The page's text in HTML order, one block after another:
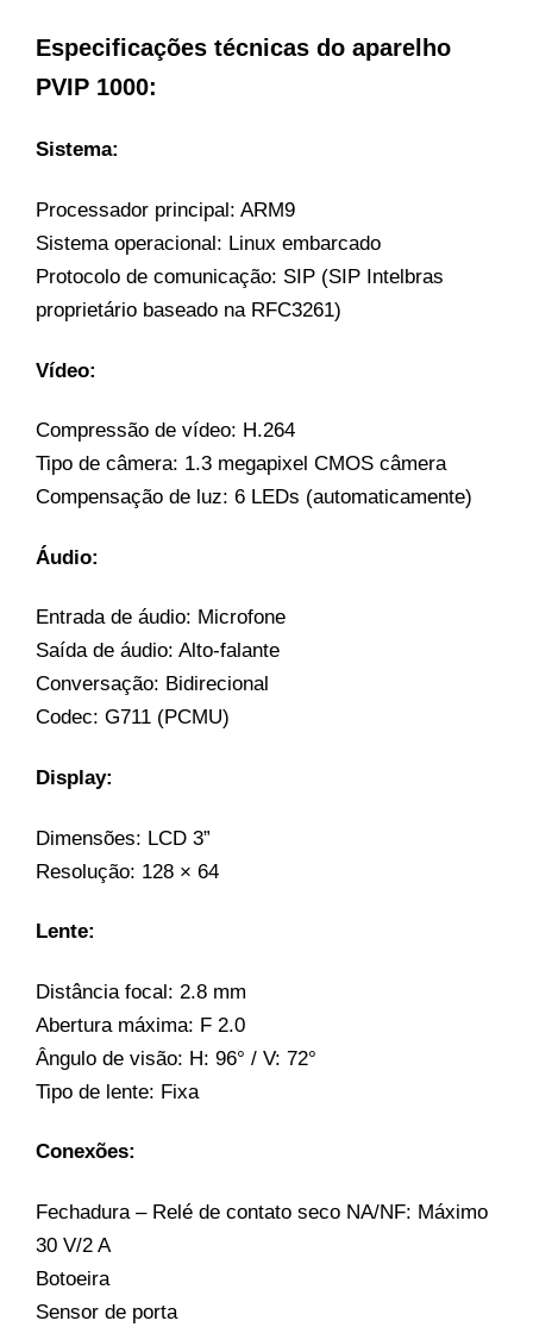
Especificações técnicas do aparelho
PVIP 1000:
Sistema:
Processador principal: ARM9
Sistema operacional: Linux embarcado
Protocolo de comunicação: SIP (SIP Intelbras
proprietário baseado na RFC3261)
Vídeo:
Compressão de vídeo: H.264
Tipo de câmera: 1.3 megapixel CMOS câmera
Compensação de luz: 6 LEDs (automaticamente)
Áudio:
Entrada de áudio: Microfone
Saída de áudio: Alto-falante
Conversação: Bidirecional
Codec: G711 (PCMU)
Display:
Dimensões: LCD 3”
Resolução: 128 × 64
Lente:
Distância focal: 2.8 mm
Abertura máxima: F 2.0
Ângulo de visão: H: 96° / V: 72°
Tipo de lente: Fixa
Conexões:
Fechadura – Relé de contato seco NA/NF: Máximo
30 V/2 A
Botoeira
Sensor de porta